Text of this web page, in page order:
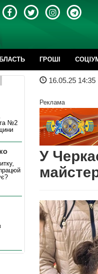
ГРОШІ
16.05.25 14:35
Реклама
У
№2